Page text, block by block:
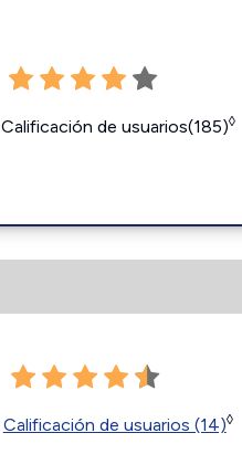
Calificación de usuarios(185)◊
Calificación de usuarios (14)◊